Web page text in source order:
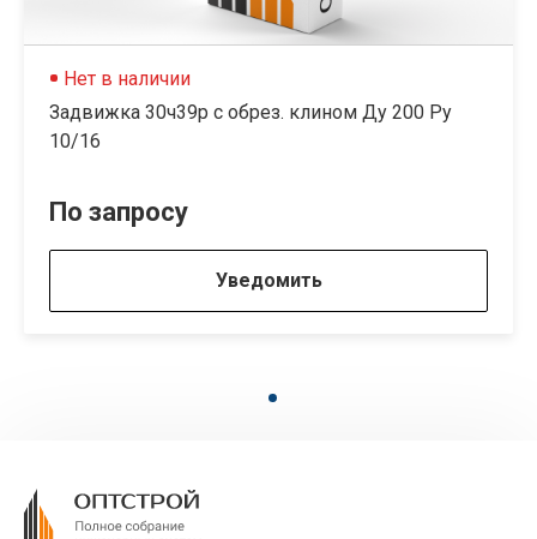
Нет в наличии
Задвижка 30ч39р с обрез. клином Ду 200 Ру
10/16
По запросу
Уведомить